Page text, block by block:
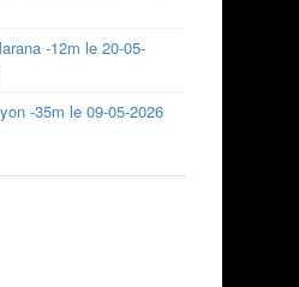
-12m le 20-05-
-35m le 09-05-2026